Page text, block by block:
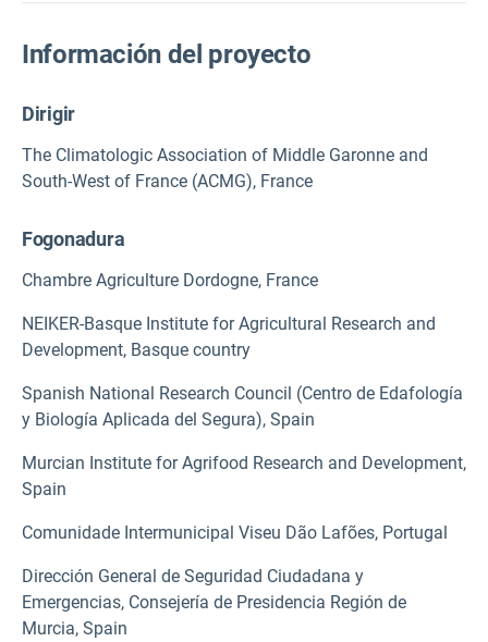
Información del proyecto
Dirigir
The Climatologic Association of Middle Garonne and
South-West of France (ACMG), France
Fogonadura
Chambre Agriculture Dordogne, France
NEIKER-Basque Institute for Agricultural Research and
Development, Basque country
Spanish National Research Council (Centro de Edafología
y Biología Aplicada del Segura), Spain
Murcian Institute for Agrifood Research and Development,
Spain
Comunidade Intermunicipal Viseu Dão Lafões, Portugal
Dirección General de Seguridad Ciudadana y
Emergencias, Consejería de Presidencia Región de
Murcia, Spain